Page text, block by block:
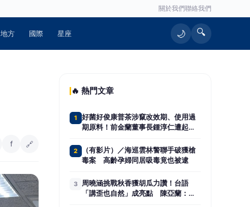
關於我們聯絡我們
地方 國際 星座 🌙 🔍
f 🔗
🔥 熱門文章
1
好菌好俊康普茶涉竄改效期、使用過
期原料！前金蘭董事長鍾淳仁遭起
元犯罪所得
2
（有影片）／海巡雲林警聯手破獲槍
毒案 高齡孕婦同居吸毒竟也被逮
3 周曉涵挑戰秋香獲胡瓜力讚！台語
「講歪也自然」成亮點 陳亞蘭：她